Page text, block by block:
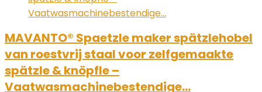
MAVANTO® Spaetzle maker spätzlehobel
van roestvrij staal voor zelfgemaakte
spätzle & knöpfle –
Vaatwasmachinebestendige…